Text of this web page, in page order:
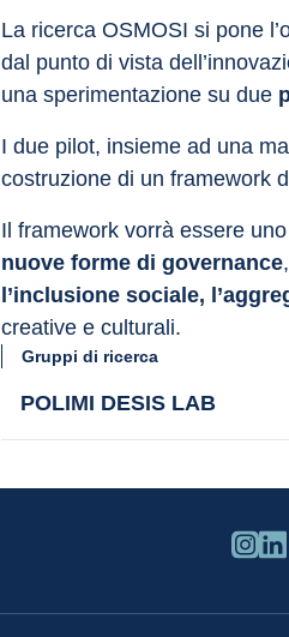
La ricerca OSMOSI si pone
dal punto di vista
una sperimentazione su due
I due pilot, insieme ad una
costruzione di un framework
Il framework vorrà essere
nuove forme di governance
l’inclusione sociale,
creative e culturali.
Gruppi di ricerca
POLIMI DESIS LAB